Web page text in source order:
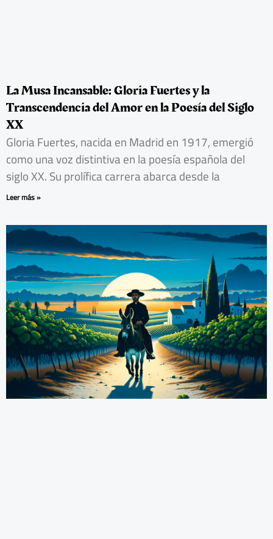
La Musa Incansable: Gloria Fuertes y la
Transcendencia del Amor en la Poesía del Siglo
XX
Gloria Fuertes, nacida en Madrid en 1917, emergió
como una voz distintiva en la poesía española del
siglo XX. Su prolífica carrera abarca desde la
Leer más »